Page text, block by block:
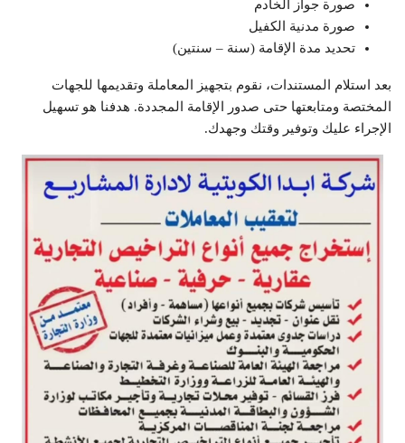
صورة جواز الخادم
صورة مدنية الكفيل
تحديد مدة الإقامة (سنة – سنتين)
بعد استلام المستندات، نقوم بتجهيز المعاملة وتقديمها للجهات
المختصة ومتابعتها حتى صدور الإقامة المجددة. هدفنا هو تسهيل
الإجراء عليك وتوفير وقتك وجهدك.